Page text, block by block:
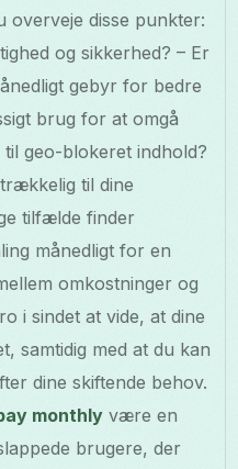
disse punkter:
og sikkerhed? – Er
gebyr for bedre
brug for at omgå
geo-blokeret indhold?
til dine
tilfælde finder
månedligt for en
omkostninger og
i sindet at vide, at dine
samtidig med at du kan
dine skiftende behov.
monthly være en
brugere, der